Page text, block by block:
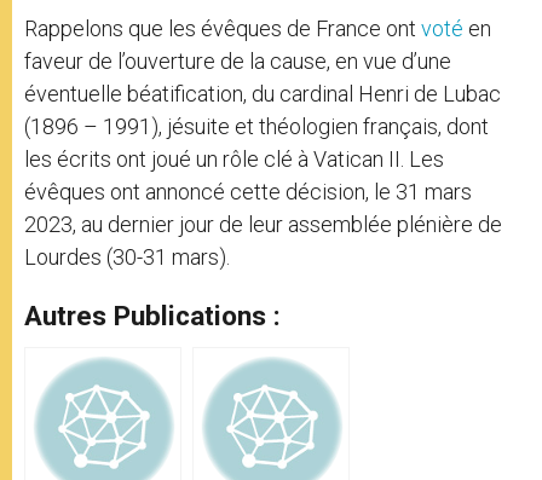
Rappelons que les évêques de France ont voté en
faveur de l’ouverture de la cause, en vue d’une
éventuelle béatification, du cardinal Henri de Lubac
(1896 – 1991), jésuite et théologien français, dont
les écrits ont joué un rôle clé à Vatican II. Les
évêques ont annoncé cette décision, le 31 mars
2023, au dernier jour de leur assemblée plénière de
Lourdes (30-31 mars).
Autres Publications :